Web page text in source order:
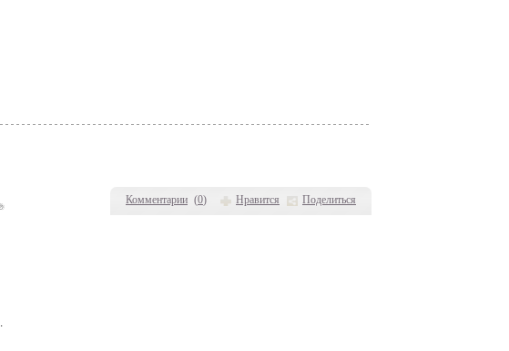
Комментарии (0) Нравится Поделиться